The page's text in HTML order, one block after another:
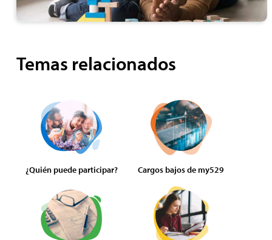
Temas relacionados
¿Quién puede participar? Cargos bajos de my529